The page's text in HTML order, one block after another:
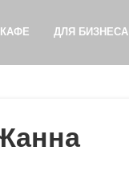
КАФЕ ДЛЯ БИЗНЕСА